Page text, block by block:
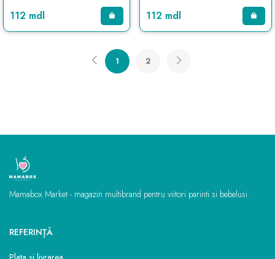
112 mdl 112 mdl
1 2
Mamabox Market - magazin multibrand pentru viitori parinti si bebelusi.
REFERINŢĂ